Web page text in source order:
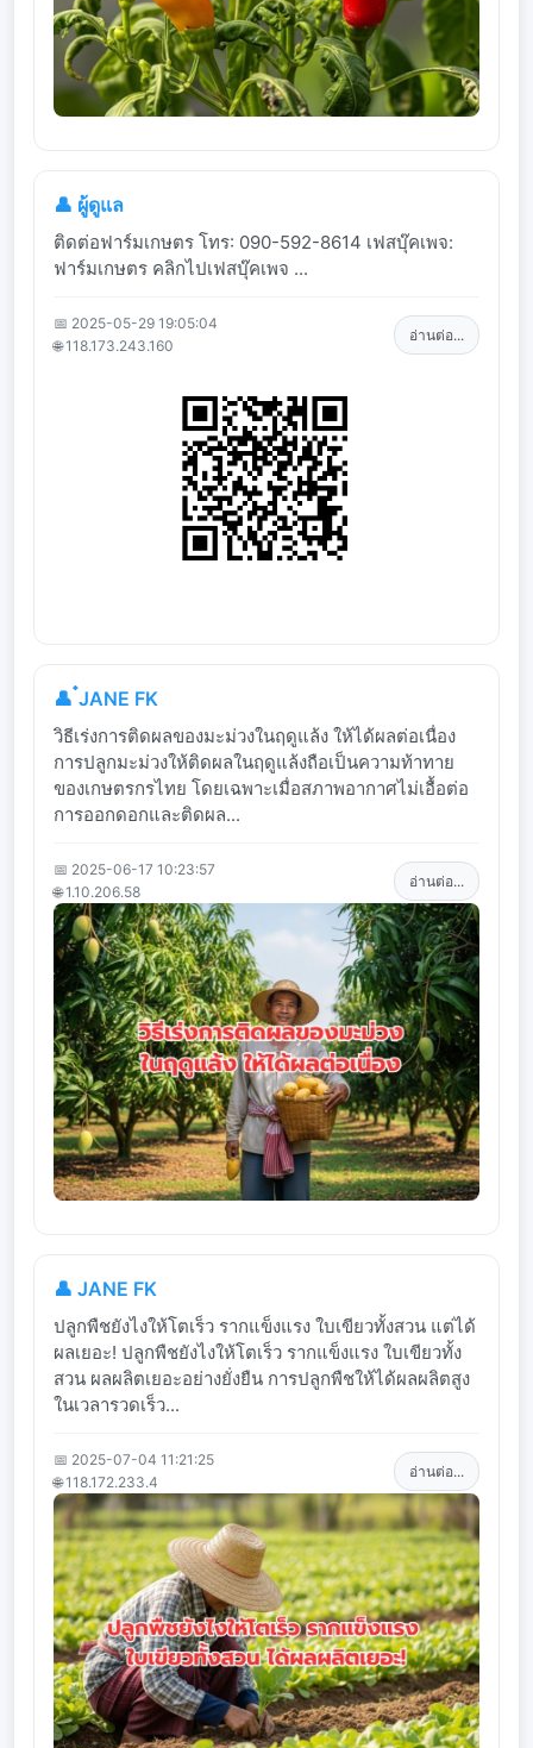
👤 ผู้ดูแล
ติดต่อฟาร์มเกษตร โทร: 090-592-8614 เฟสบุ๊คเพจ:
ฟาร์มเกษตร คลิกไปเฟสบุ๊คเพจ ...
📅 2025-05-29 19:05:04
🌐 118.173.243.160
อ่านต่อ...
👤 ๋JANE FK
วิธีเร่งการติดผลของมะม่วงในฤดูแล้ง ให้ได้ผลต่อเนื่อง
การปลูกมะม่วงให้ติดผลในฤดูแล้งถือเป็นความท้าทาย
ของเกษตรกรไทย โดยเฉพาะเมื่อสภาพอากาศไม่เอื้อต่อ
การออกดอกและติดผล...
📅 2025-06-17 10:23:57
🌐 1.10.206.58
อ่านต่อ...
👤 JANE FK
ปลูกพืชยังไงให้โตเร็ว รากแข็งแรง ใบเขียวทั้งสวน แต่ได้
ผลเยอะ! ปลูกพืชยังไงให้โตเร็ว รากแข็งแรง ใบเขียวทั้ง
สวน ผลผลิตเยอะอย่างยั่งยืน การปลูกพืชให้ได้ผลผลิตสูง
ในเวลารวดเร็ว...
📅 2025-07-04 11:21:25
🌐 118.172.233.4
อ่านต่อ...